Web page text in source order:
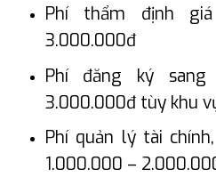
Phí thẩm định
3.000.000đ
Phí đăng ký
3.000.000đ tùy khu
Phí quản lý tài
1.000.000 –